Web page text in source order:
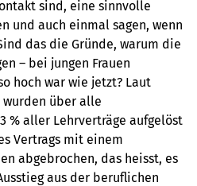
sind, eine sinnvolle
und auch einmal sagen, wenn
das die Gründe, warum die
– bei jungen Frauen
hoch war wie jetzt? Laut
über alle
% aller Lehrverträge aufgelöst
Vertrags mit einem
abgebrochen, das heisst, es
aus der beruflichen